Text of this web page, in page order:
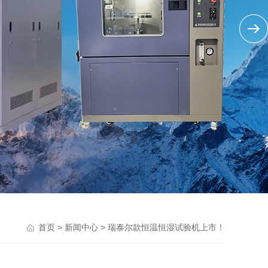
首页 > 新闻中心 > 瑞泰尔款恒温恒湿试验机上市！